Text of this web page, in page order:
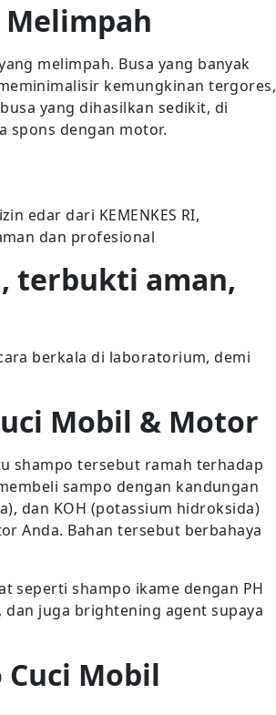
Melimpah
melimpah. Busa yang banyak
kemungkinan tergores,
yang dihasilkan sedikit, di
spons dengan motor.
edar dari KEMENKES RI,
dan profesional
terbukti aman,
berkala di laboratorium, demi
Mobil & Motor
shampo tersebut ramah terhadap
sampo dengan kandungan
dan KOH (potassium hidroksida)
Anda. Bahan tersebut berbahaya
seperti shampo ikame dengan PH
juga brightening agent supaya
Cuci Mobil